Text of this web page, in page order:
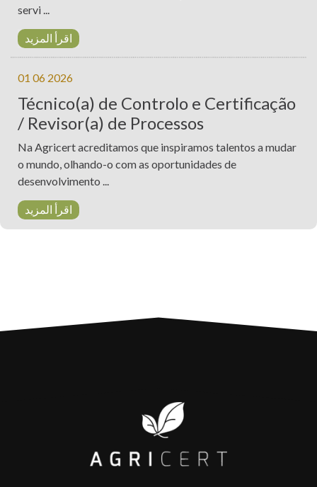
servi ...
اقرأ المزيد
01 06 2026
Técnico(a) de Controlo e Certificação
/ Revisor(a) de Processos
Na Agricert acreditamos que inspiramos talentos a mudar
o mundo, olhando-o com as oportunidades de
desenvolvimento ...
اقرأ المزيد